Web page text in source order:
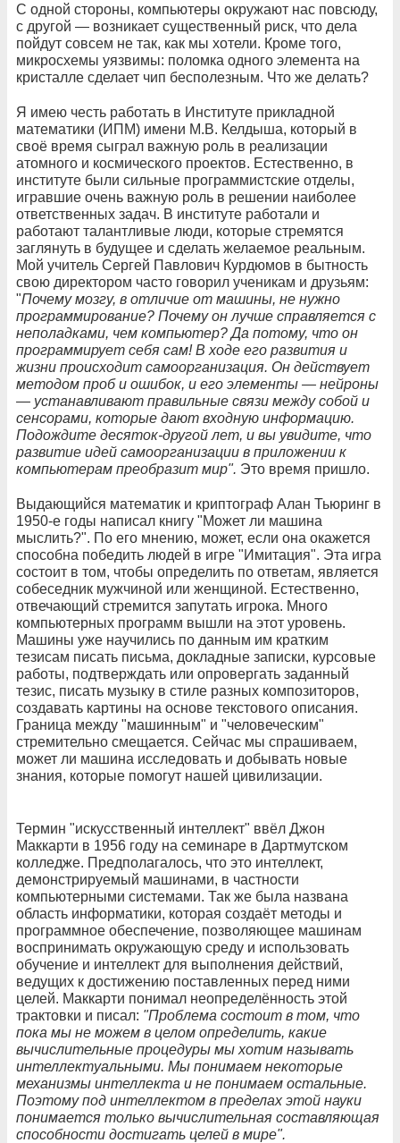
С одной стороны, компьютеры окружают нас повсюду,
с другой — возникает существенный риск, что дела
пойдут совсем не так, как мы хотели. Кроме того,
микросхемы уязвимы: поломка одного элемента на
кристалле сделает чип бесполезным. Что же делать?
Я имею честь работать в Институте прикладной
математики (ИПМ) имени М.В. Келдыша, который в
своё время сыграл важную роль в реализации
атомного и космического проектов. Естественно, в
институте были сильные программистские отделы,
игравшие очень важную роль в решении наиболее
ответственных задач. В институте работали и
работают талантливые люди, которые стремятся
заглянуть в будущее и сделать желаемое реальным.
Мой учитель Сергей Павлович Курдюмов в бытность
свою директором часто говорил ученикам и друзьям:
"Почему мозгу, в отличие от машины, не нужно
программирование? Почему он лучше справляется с
неполадками, чем компьютер? Да потому, что он
программирует себя сам! В ходе его развития и
жизни происходит самоорганизация. Он действует
методом проб и ошибок, и его элементы — нейроны
— устанавливают правильные связи между собой и
сенсорами, которые дают входную информацию.
Подождите десяток-другой лет, и вы увидите, что
развитие идей самоорганизации в приложении к
компьютерам преобразит мир". Это время пришло.
Выдающийся математик и криптограф Алан Тьюринг в
1950-е годы написал книгу "Может ли машина
мыслить?". По его мнению, может, если она окажется
способна победить людей в игре "Имитация". Эта игра
состоит в том, чтобы определить по ответам, является
собеседник мужчиной или женщиной. Естественно,
отвечающий стремится запутать игрока. Много
компьютерных программ вышли на этот уровень.
Машины уже научились по данным им кратким
тезисам писать письма, докладные записки, курсовые
работы, подтверждать или опровергать заданный
тезис, писать музыку в стиле разных композиторов,
создавать картины на основе текстового описания.
Граница между "машинным" и "человеческим"
стремительно смещается. Сейчас мы спрашиваем,
может ли машина исследовать и добывать новые
знания, которые помогут нашей цивилизации.
Термин "искусственный интеллект" ввёл Джон
Маккарти в 1956 году на семинаре в Дартмутском
колледже. Предполагалось, что это интеллект,
демонстрируемый машинами, в частности
компьютерными системами. Так же была названа
область информатики, которая создаёт методы и
программное обеспечение, позволяющее машинам
воспринимать окружающую среду и использовать
обучение и интеллект для выполнения действий,
ведущих к достижению поставленных перед ними
целей. Маккарти понимал неопределённость этой
трактовки и писал: "Проблема состоит в том, что
пока мы не можем в целом определить, какие
вычислительные процедуры мы хотим называть
интеллектуальными. Мы понимаем некоторые
механизмы интеллекта и не понимаем остальные.
Поэтому под интеллектом в пределах этой науки
понимается только вычислительная составляющая
способности достигать целей в мире".